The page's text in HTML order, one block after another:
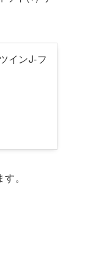
インJ-フ
。